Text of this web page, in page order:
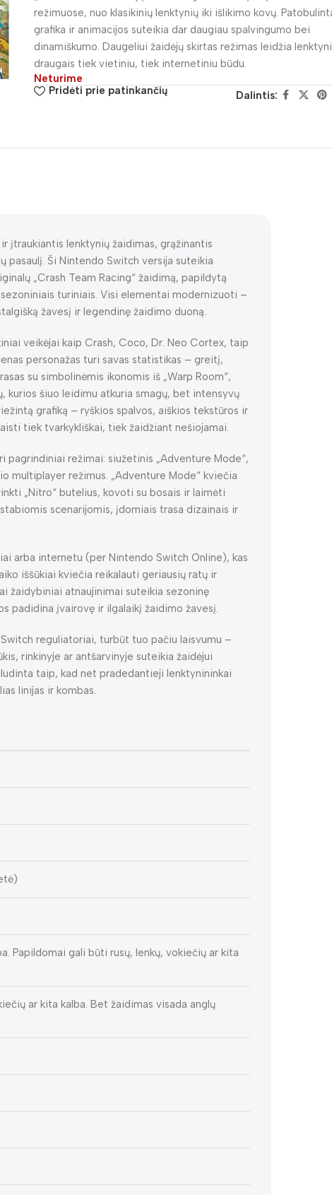
režimuose, nuo klasikinių lenktynių iki išlikimo kovų.
grafika ir animacijos suteikia dar daugiau spalvingumo bei
dinamiškumo. Daugeliui žaidėjų skirtas režimas leidžia
draugais tiek vietiniu, tiek internetiniu būdu.
Neturime
Pridėti prie patinkančių
Dalintis:
įtraukiantis lenktynių žaidimas, grąžinantis
pasaulį. Ši Nintendo Switch versija suteikia
„Crash Team Racing“ žaidimą, papildytą
turiniais. Visi elementai modernizuoti –
žavesį ir legendinę žaidimo duoną.
veikėjai kaip Crash, Coco, Dr. Neo Cortex, taip
personažas turi savas statistikas – greitį,
su simbolinėmis ikonomis iš „Warp Room“,
kurios šiuo leidimu atkuria smagų, bet intensyvų
grafiką – ryškios spalvos, aiškios tekstūros ir
tiek tvarkykliškai, tiek žaidžiant nešiojamai.
pagrindiniai režimai: siužetinis „Adventure Mode“,
multiplayer režimus. „Adventure Mode“ kviečia
„Nitro“ butelius, kovoti su bosais ir laimėti
scenarijomis, įdomiais trasa dizainais ir
arba internetu (per Nintendo Switch Online), kas
iššūkiai kviečia reikalauti geriausių ratų ir
žaidybiniai atnaujinimai suteikia sezoninę
padidina įvairovę ir ilgalaikį žaidimo žavesį.
reguliatoriai, turbūt tuo pačiu laisvumu –
rinkinyje ar antšarvinyje suteikia žaidėjui
taip, kad net pradedantieji lenktynininkai
linijas ir kombas.
Papildomai gali būti rusų, lenkų, vokiečių ar kita
ar kita kalba. Bet žaidimas visada anglų